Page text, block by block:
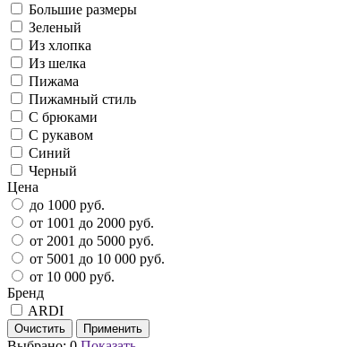
Большие размеры
Зеленый
Из хлопка
Из шелка
Пижама
Пижамный стиль
С брюками
С рукавом
Синий
Черный
Цена
до 1000 руб.
от 1001 до 2000 руб.
от 2001 до 5000 руб.
от 5001 до 10 000 руб.
от 10 000 руб.
Бренд
ARDI